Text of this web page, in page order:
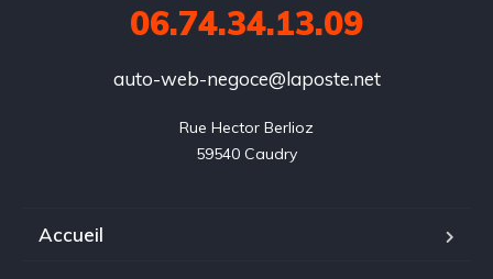
06.74.34.13.09
auto-web-negoce@laposte.net
Rue Hector Berlioz
59540 Caudry
Accueil